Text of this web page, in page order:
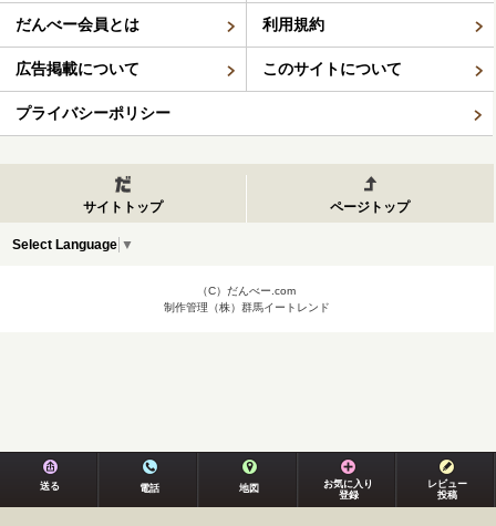
だんべー会員とは 利用規約
広告掲載について このサイトについて
プライバシーポリシー
サイトトップ ページトップ
Select Language ▼
（C）だんべー.com
制作管理（株）群馬イートレンド
送る 電話 地図
お気に入り
登録
レビュー
投稿